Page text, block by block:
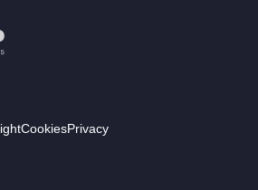
CookiesPrivacy